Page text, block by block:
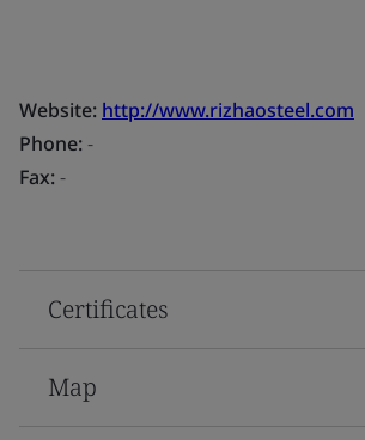
Website: http://www.rizhaosteel.com
Phone:-
Fax:-
Certificates
Map